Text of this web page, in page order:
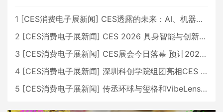
1 [CES消费电子展新闻] CES透露的未来：AI、机器人与智能生活大爆发
2 [CES消费电子展新闻] CES 2026 具身智能与创新领域 中国公司大放异彩
3 [CES消费电子展新闻] CES展会今日落幕 预计2026行业收入将超五千亿美元
4 [CES消费电子展新闻] 深圳科创学院组团亮相CES 广受好评
5 [CES消费电子展新闻] 传丞环球与玺格和VibeLens共同推出全新耳机